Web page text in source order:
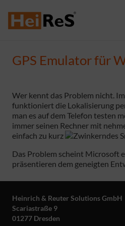
GPS Emulator für
Wer kennt das Problem nicht.
funktioniert die Lokalisierung
man es auf dem Telefon testen
immer seinen Rechner mit
einfach zu kurz
Das Problem scheint Microsoft
präsentieren dem geneigten
Heinrich & Reuter Solutions GmbH
Scariastraße 9
01277 Dresden